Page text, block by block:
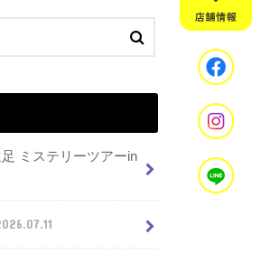
ミステリーツアーin